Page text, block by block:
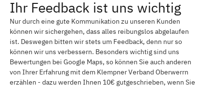
Ihr Feedback ist uns wichtig
Nur durch eine gute Kommunikation zu unseren Kunden
können wir sichergehen, dass alles reibungslos abgelaufen
ist. Deswegen bitten wir stets um Feedback, denn nur so
können wir uns verbessern. Besonders wichtig sind uns
Bewertungen bei Google Maps, so können Sie auch anderen
von Ihrer Erfahrung mit dem Klempner Verband Oberwerrn
erzählen - dazu werden Ihnen 10€ gutgeschrieben, wenn Sie